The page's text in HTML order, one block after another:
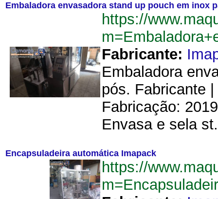
Embaladora envasadora stand up pouch em inox
https://
Fabricante:
Embaladora
pós. Fabricante
Fabricação:
Envasa e sela
Encapsuladeira automática Imapack
https://